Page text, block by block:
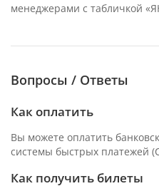
менеджерами с табличкой
Вопросы / Ответы
Как оплатить
Вы можете оплатить
системы быстрых платежей
Как получить билеты